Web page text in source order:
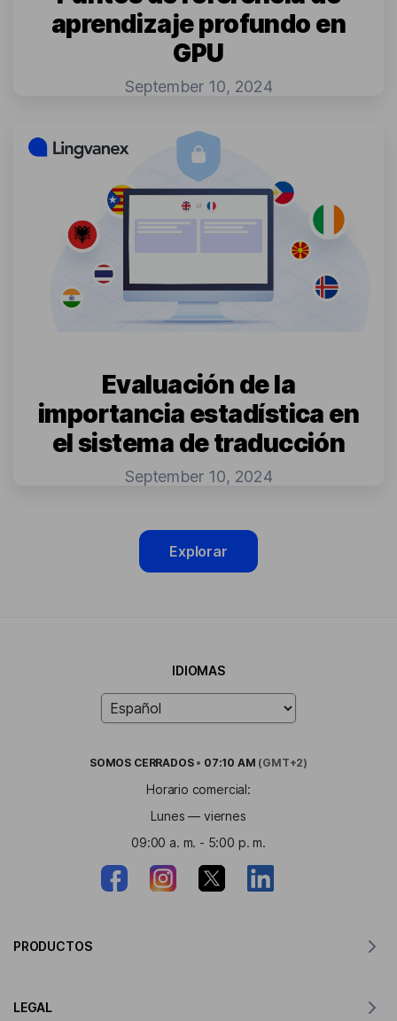
aprendizaje profundo en
GPU
September 10, 2024
Evaluación de la
importancia estadística en
el sistema de traducción
September 10, 2024
Explorar
IDIOMAS
SOMOS CERRADOS • 07:10 AM (GMT+2)
Horario comercial:
Lunes — viernes
09:00 a. m. - 5:00 p. m.
PRODUCTOS
LEGAL